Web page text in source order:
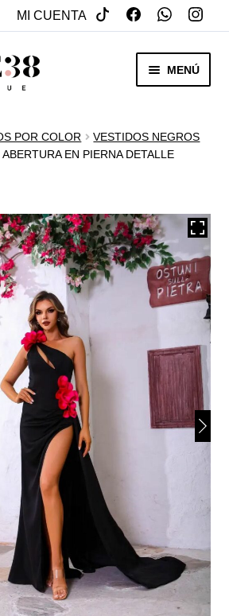
MI CUENTA
MENÚ
MENÚ
HIJO
POR COLOR
VESTIDOS NEGROS
EN PIERNA DETALLE